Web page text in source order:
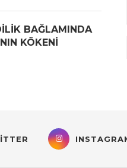
BAĞLAMINDA
KÖKENİ